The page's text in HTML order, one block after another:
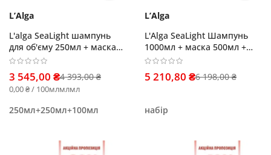
L’Alga
L'alga SeaLight шампунь
для об'єму 250мл + маска
250мл+ термозахисна
3 545,00 ₴4 393,00 ₴
0,00 ₴ / 100млмлмл
250мл+250мл+100мл
L’Alga
L'Alga SeaLight Шампунь
1000мл + маска 500мл +
незмивний спрей 125мл
5 210,80 ₴6 198,00 ₴
набір